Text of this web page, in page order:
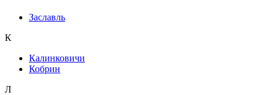
Заславль
К
Калинковичи
Кобрин
Л